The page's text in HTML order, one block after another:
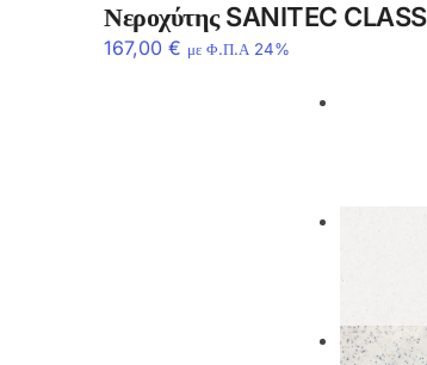
Νεροχύτης SANITEC
167,00 € με Φ.Π.Α 24%